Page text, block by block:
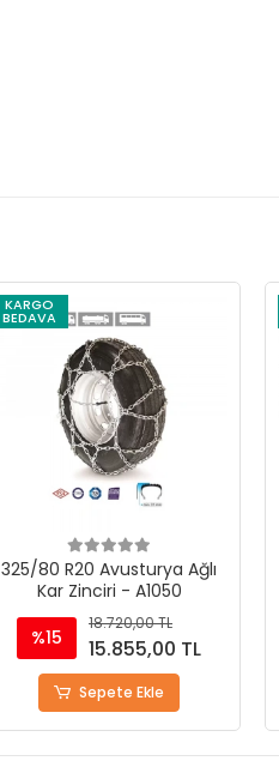
KARGO
BEDAVA
340/80 R18 Avusturya Ağlı
Kar Zinciri - A1050
%15
18.720,00 TL
15.855,00 TL
Sepete Ekle